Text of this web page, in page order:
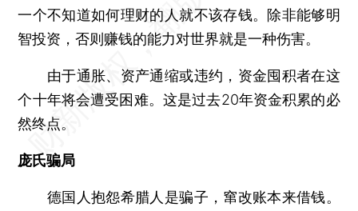
一个不知道如何理财的人就不该存钱。除非能够明
智投资，否则赚钱的能力对世界就是一种伤害。
由于通胀、资产通缩或违约，资金囤积者在这
个十年将会遭受困难。这是过去20年资金积累的必
然终点。
庞氏骗局
德国人抱怨希腊人是骗子，窜改账本来借钱。